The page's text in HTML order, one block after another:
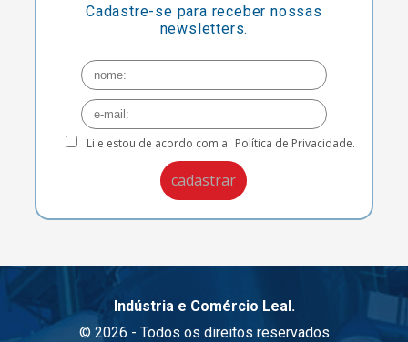
Cadastre-se para receber nossas
newsletters.
Li e estou de acordo com a Política de Privacidade.
Indústria e Comércio Leal.
© 2026 - Todos os direitos reservados